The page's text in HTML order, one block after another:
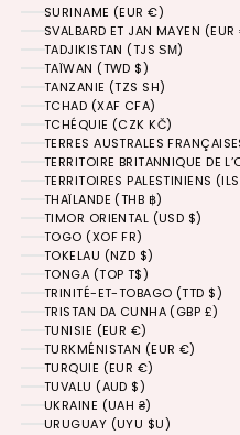
SURINAME (EUR €)
SVALBARD ET JAN MAYEN
TADJIKISTAN (TJS ЅМ)
TAÏWAN (TWD $)
TANZANIE (TZS SH)
TCHAD (XAF CFA)
TCHÉQUIE (CZK KČ)
TERRES AUSTRALES
TERRITOIRE BRITANNIQUE DE
TERRITOIRES PALESTINIENS
THAÏLANDE (THB ฿)
TIMOR ORIENTAL (USD $)
TOGO (XOF FR)
TOKELAU (NZD $)
TONGA (TOP T$)
TRINITÉ-ET-TOBAGO (TTD $)
TRISTAN DA CUNHA (GBP £)
TUNISIE (EUR €)
TURKMÉNISTAN (EUR €)
TURQUIE (EUR €)
TUVALU (AUD $)
UKRAINE (UAH ₴)
URUGUAY (UYU $U)